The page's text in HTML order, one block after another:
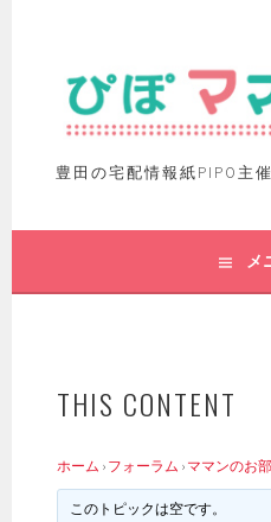
豊田の宅配情報紙PIPO主
メ
THIS CONTENT
ホーム › フォーラム › ママンのお
このトピックは空です。